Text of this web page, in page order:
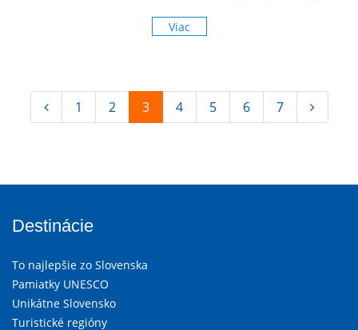
Viac
1 2 3 4 5 6 7
Destinácie
To najlepšie zo Slovenska
Pamiatky UNESCO
Unikátne Slovensko
Turistické regióny